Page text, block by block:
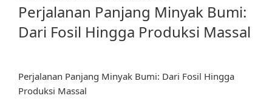
Perjalanan Panjang Minyak Bumi:
Dari Fosil Hingga Produksi Massal
Perjalanan Panjang Minyak Bumi: Dari Fosil Hingga
Produksi Massal